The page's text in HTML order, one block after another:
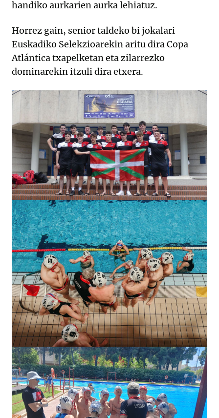
handiko aurkarien aurka lehiatuz.
Horrez gain, senior taldeko bi jokalari
Euskadiko Selekzioarekin aritu dira Copa
Atlántica txapelketan eta zilarrezko
dominarekin itzuli dira etxera.